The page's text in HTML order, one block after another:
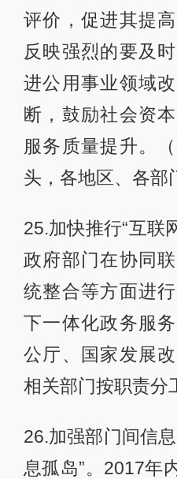
评价，促进其提
反映强烈的要及
进公用事业领域
断，鼓励社会资
服务质量提升。
头，各地区、各部
25.加快推行“互联
政府部门在协同
统整合等方面进
下一体化政务服
公厅、国家发展
相关部门按职责分
26.加强部门间信
息孤岛”。2017年